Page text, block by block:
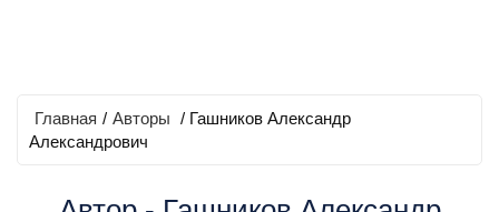
Главная / Авторы / Гашников Александр
Александрович